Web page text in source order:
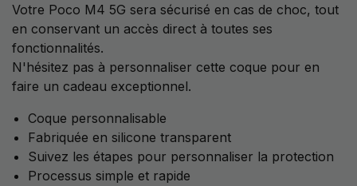
Votre Poco M4 5G sera sécurisé en cas de choc, tout
en conservant un accès direct à toutes ses
fonctionnalités.
N'hésitez pas à personnaliser cette coque pour en
faire un cadeau exceptionnel.
Coque personnalisable
Fabriquée en silicone transparent
Suivez les étapes pour personnaliser la protection
Processus simple et rapide